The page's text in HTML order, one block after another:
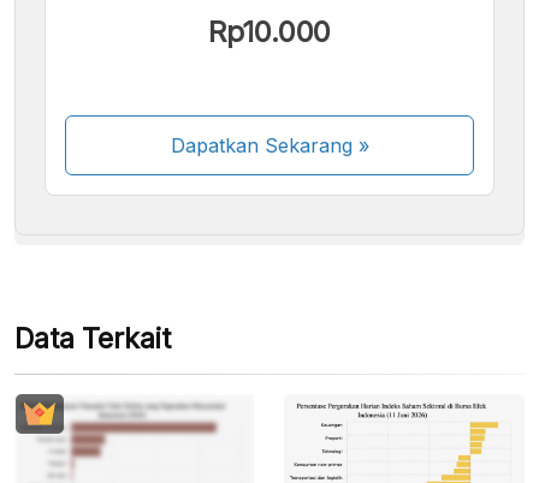
Rp10.000
Dapatkan Sekarang»
Beberapa metode pembayaran masih dalam
Data Terkait